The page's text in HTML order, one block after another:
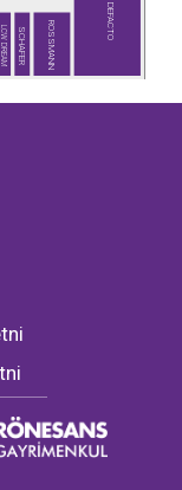
DEFACTO
LCW DREAM ROSSMANN
SCHAFER